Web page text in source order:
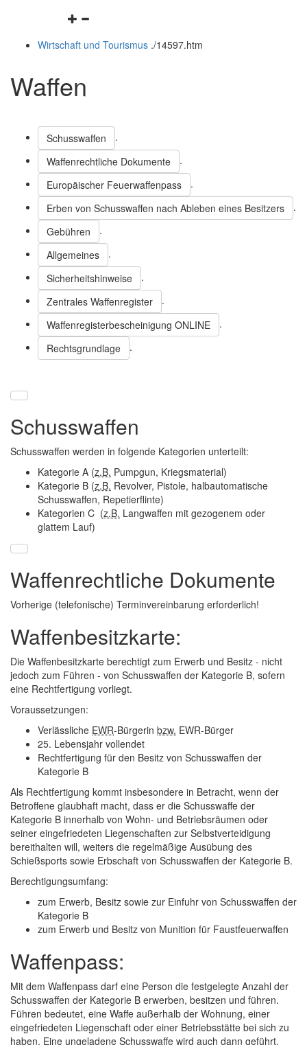
Navigationsmenü
und
Wirtschaft und Tourismus ./14597.htm
Waffen
Schusswaffen
.
Waffenrechtliche Dokumente
.
Europäischer Feuerwaffenpass
.
Erben von Schusswaffen nach Ableben eines Besitzers
.
Gebühren
.
Allgemeines
.
Sicherheitshinweise
.
Zentrales Waffenregister
.
Waffenregisterbescheinigung ONLINE
.
Rechtsgrundlage
.
Schusswaffen
Schusswaffen werden in folgende Kategorien unterteilt:
Kategorie A (z.B. Pumpgun, Kriegsmaterial)
Kategorie B (z.B. Revolver, Pistole, halbautomatische
Schusswaffen, Repetierflinte)
Kategorien C (z.B. Langwaffen mit gezogenem oder
glattem Lauf)
Waffenrechtliche Dokumente
Vorherige (telefonische) Terminvereinbarung erforderlich!
Waffenbesitzkarte:
Die Waffenbesitzkarte berechtigt zum Erwerb und Besitz - nicht
jedoch zum Führen - von Schusswaffen der Kategorie B, sofern
eine Rechtfertigung vorliegt.
Voraussetzungen:
Verlässliche EWR-Bürgerin bzw. EWR-Bürger
25. Lebensjahr vollendet
Rechtfertigung für den Besitz von Schusswaffen der
Kategorie B
Als Rechtfertigung kommt insbesondere in Betracht, wenn der
Betroffene glaubhaft macht, dass er die Schusswaffe der
Kategorie B innerhalb von Wohn- und Betriebsräumen oder
seiner eingefriedeten Liegenschaften zur Selbstverteidigung
bereithalten will, weiters die regelmäßige Ausübung des
Schießsports sowie Erbschaft von Schusswaffen der Kategorie B.
Berechtigungsumfang:
zum Erwerb, Besitz sowie zur Einfuhr von Schusswaffen der
Kategorie B
zum Erwerb und Besitz von Munition für Faustfeuerwaffen
Waffenpass:
Mit dem Waffenpass darf eine Person die festgelegte Anzahl der
Schusswaffen der Kategorie B erwerben, besitzen und führen.
Führen bedeutet, eine Waffe außerhalb der Wohnung, einer
eingefriedeten Liegenschaft oder einer Betriebsstätte bei sich zu
haben. Eine ungeladene Schusswaffe wird auch dann geführt,